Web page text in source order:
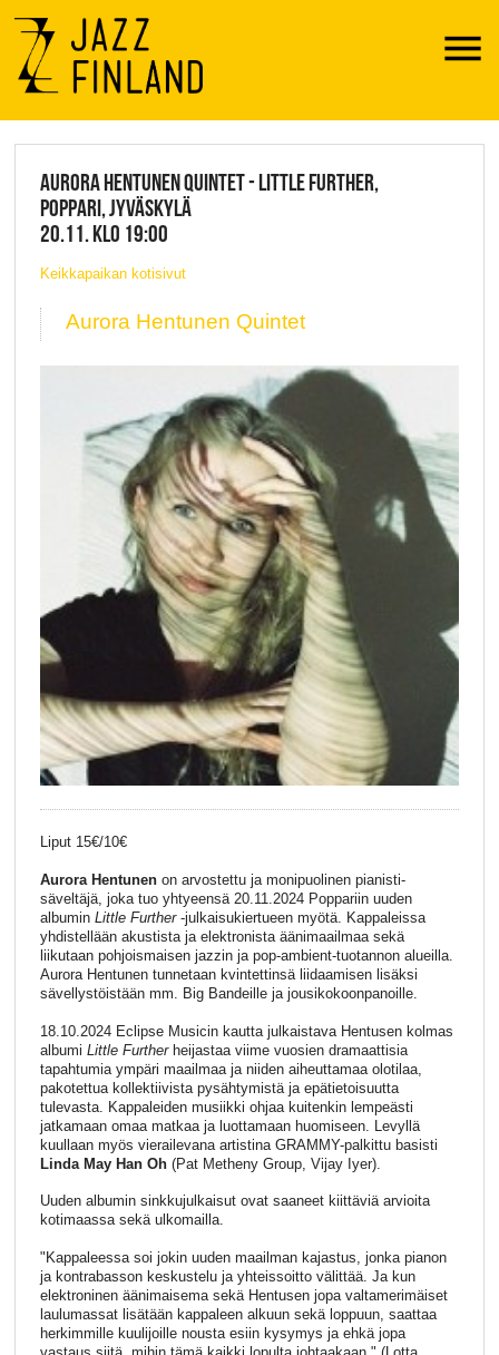
Menu
JAZZ FINLAND LIVE
AURORA HENTUNEN QUINTET - LITTLE FURTHER,
POPPARI, JYVÄSKYLÄ
20.11. KLO 19:00
Keikkapaikan kotisivut
Aurora Hentunen Quintet
Liput 15€/10€
Aurora Hentunenon arvostettu ja monipuolinen pianisti-
säveltäjä, joka tuo yhtyeensä 20.11.2024 Poppariin uuden
albumin Little Further-julkaisukiertueen myötä. Kappaleissa
yhdistellään akustista ja elektronista äänimaailmaa sekä
liikutaan pohjoismaisen jazzin ja pop-ambient-tuotannon alueilla.
Aurora Hentunen tunnetaan kvintettinsä liidaamisen lisäksi
sävellystöistään mm. Big Bandeille ja jousikokoonpanoille.
18.10.2024 Eclipse Musicin kautta julkaistava Hentusen kolmas
albumi Little Furtherheijastaa viime vuosien dramaattisia
tapahtumia ympäri maailmaa ja niiden aiheuttamaa olotilaa,
pakotettua kollektiivista pysähtymistä ja epätietoisuutta
tulevasta. Kappaleiden musiikki ohjaa kuitenkin lempeästi
jatkamaan omaa matkaa ja luottamaan huomiseen. Levyllä
kuullaan myös vierailevana artistina GRAMMY-palkittu basisti
Linda May Han Oh(Pat Metheny Group, Vijay Iyer).
Uuden albumin sinkkujulkaisut ovat saaneet kiittäviä arvioita
kotimaassa sekä ulkomailla.
"Kappaleessa soi jokin uuden maailman kajastus, jonka pianon
ja kontrabasson keskustelu ja yhteissoitto välittää. Ja kun
elektroninen äänimaisema sekä Hentusen jopa valtamerimäiset
laulumassat lisätään kappaleen alkuun sekä loppuun, saattaa
herkimmille kuulijoille nousta esiin kysymys ja ehkä jopa